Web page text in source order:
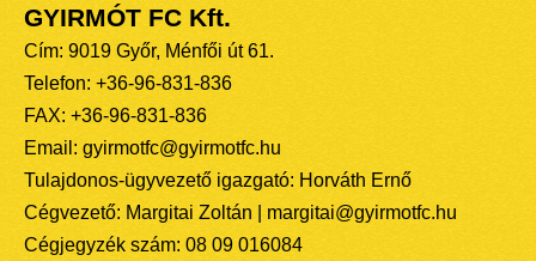
GYIRMÓT FC Kft.
Cím: 9019 Győr, Ménfői út 61.
Telefon: +36-96-831-836
FAX: +36-96-831-836
Email: gyirmotfc@gyirmotfc.hu
Tulajdonos-ügyvezető igazgató: Horváth Ernő
Cégvezető: Margitai Zoltán | margitai@gyirmotfc.hu
Cégjegyzék szám: 08 09 016084